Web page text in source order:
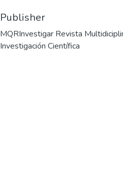
Publisher
MQRInvestigar Revista
Investigación Científica